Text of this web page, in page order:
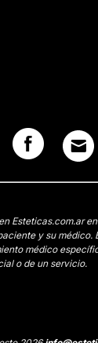
Esteticas.com.ar
y su médico.
médico
o de un servicio.